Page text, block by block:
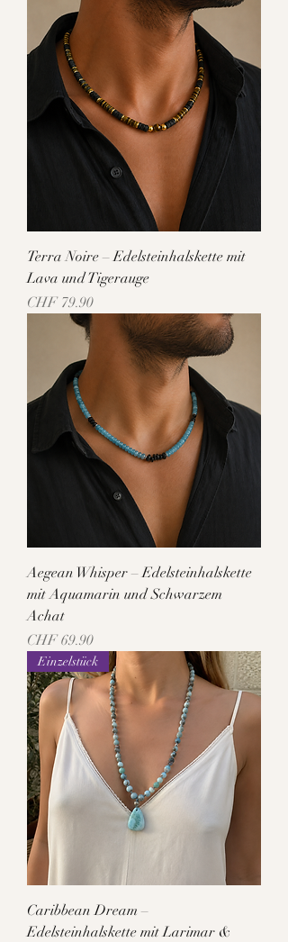
Terra Noire – Edelsteinhalskette mit
Lava und Tigerauge
Preis
CHF 79.90
Aegean Whisper – Edelsteinhalskette
mit Aquamarin und Schwarzem
Achat
Preis
CHF 69.90
Einzelstück
Caribbean Dream –
Edelsteinhalskette mit Larimar &